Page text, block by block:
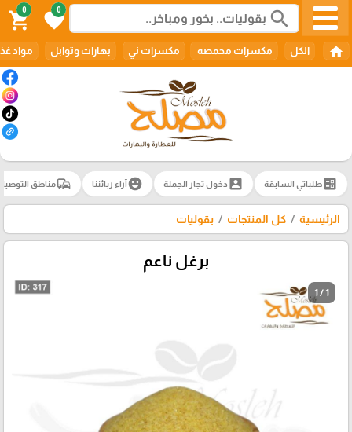
search
0
favorite
0
shopping_cart
home الكل مكسرات محمصه مكسرات ني بهارات وتوابل مواد
ballotطلباتي السابقة account_box دخول تجار الجملة emoji_emotionsآراء زبائننا commuteمناطق
الرئيسية كل المنتجات بقوليات
برغل ناعم
1 / 1